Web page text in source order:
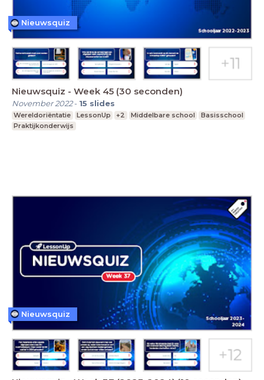
Nieuwsquiz - Week 45 (30 seconden)
November 2022- 15 slides
Wereldoriëntatie LessonUp +2 Middelbare school
Basisschool
Praktijkonderwijs
Nieuwsquiz
Nieuwsquiz